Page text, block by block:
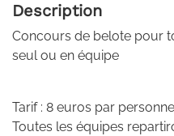
Description
Concours de belote pour
seul ou en équipe
Tarif : 8 euros par personne
Toutes les équipes